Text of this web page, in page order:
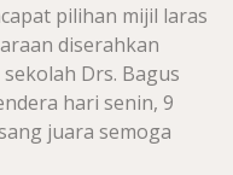
pilihan mijil laras
diserahkan
Drs. Bagus
hari senin, 9
juara semoga